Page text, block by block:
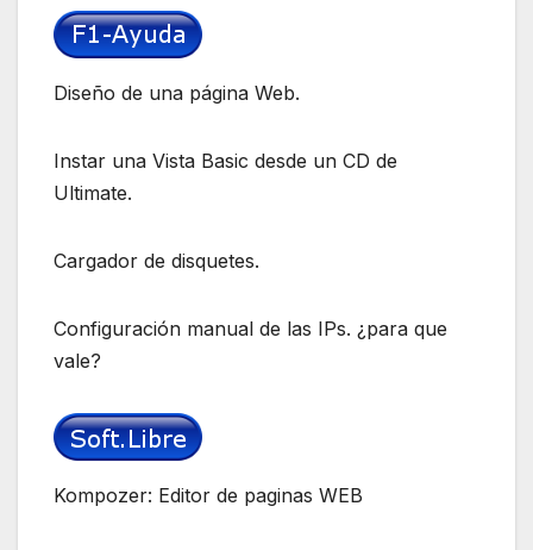
Diseño de una página Web.
Instar una Vista Basic desde un CD de
Ultimate.
Cargador de disquetes.
Configuración manual de las IPs. ¿para que
vale?
Kompozer: Editor de paginas WEB